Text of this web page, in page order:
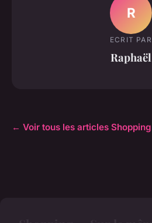
R
ECRIT PAR
Raphaël
← Voir tous les articles Shopping